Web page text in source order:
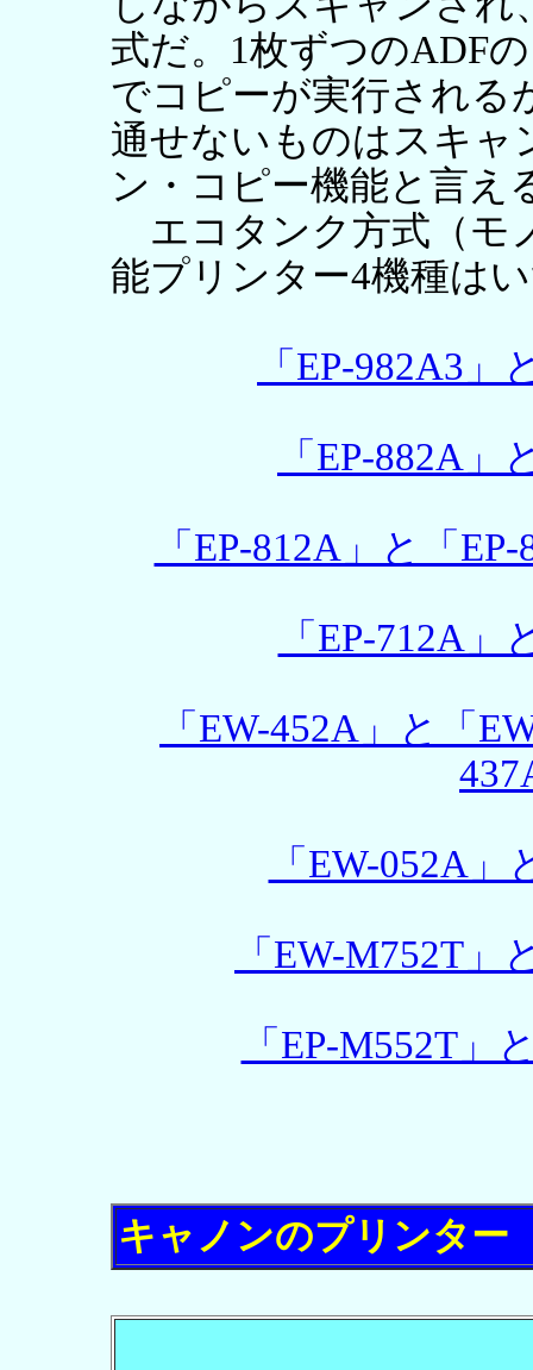
式だ。1枚ずつのADF
でコピーが実行される
通せないものはスキャ
ン・コピー機能と言え
エコタンク方式（モ
能プリンター4機種は
「EP-982A3
「EP-882A」
「EP-812A」と「
「EP-712A」
「EW-452A」と「
「EW-052A
「EW-M752T
「EP-M552T」
キャノンのプリンター